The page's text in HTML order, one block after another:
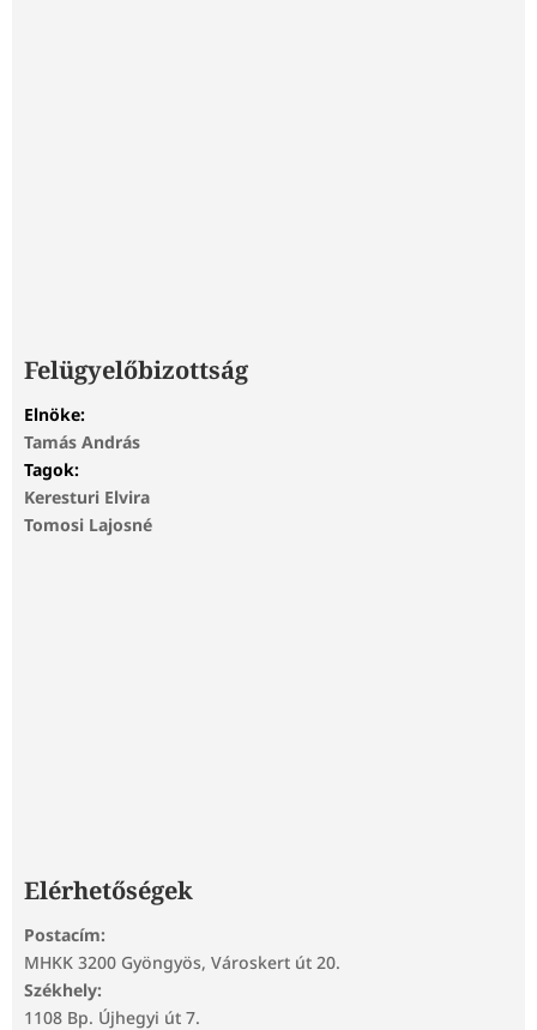
Felügyelőbizottság
Elnöke:
Tamás András
Tagok:
Keresturi Elvira
Tomosi Lajosné
Elérhetőségek
Postacím:
MHKK 3200 Gyöngyös, Városkert út 20.
Székhely:
1108 Bp. Újhegyi út 7.